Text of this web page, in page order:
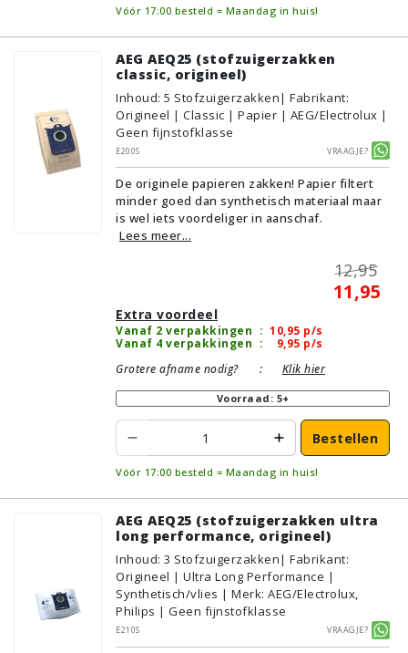
Vóór 17:00 besteld = Maandag in huis!
AEG AEQ25 (stofzuigerzakken
classic, origineel)
Inhoud: 5 Stofzuigerzakken| Fabrikant:
Origineel | Classic | Papier | AEG/Electrolux |
Geen fijnstofklasse
E200S
Vraagje?
De originele papieren zakken! Papier filtert
minder goed dan synthetisch materiaal maar
is wel iets voordeliger in aanschaf.
Lees meer...
12,95
11,95
Extra voordeel
Vanaf 2 verpakkingen : 10,95 p/s
Vanaf 4 verpakkingen : 9,95 p/s
Grotere afname nodig?
: Klik hier
Voorraad: 5+
Bestellen
Vóór 17:00 besteld = Maandag in huis!
AEG AEQ25 (stofzuigerzakken ultra
long performance, origineel)
Inhoud: 3 Stofzuigerzakken| Fabrikant:
Origineel | Ultra Long Performance |
Synthetisch/vlies | Merk: AEG/Electrolux,
Philips | Geen fijnstofklasse
E210S
Vraagje?